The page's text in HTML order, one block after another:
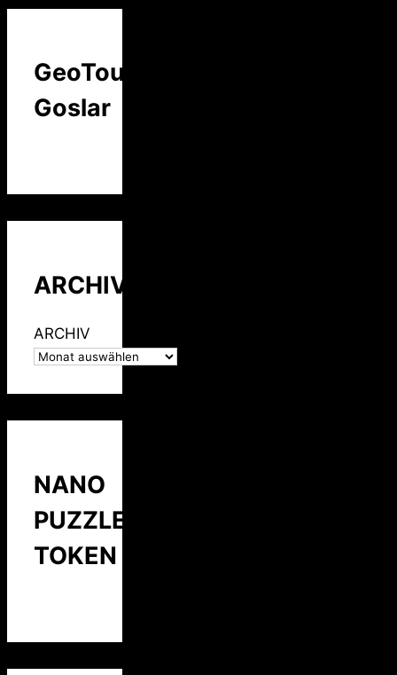
GeoTour
Goslar
ARCHIV
ARCHIV
NANO
PUZZLE
TOKEN